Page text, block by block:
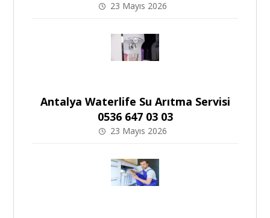
23 Mayıs 2026
Antalya Waterlife Su Arıtma Servisi
0536 647 03 03
23 Mayıs 2026